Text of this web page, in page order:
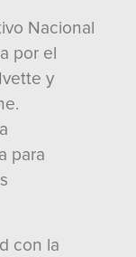
Nacional
por el
y
para
con la